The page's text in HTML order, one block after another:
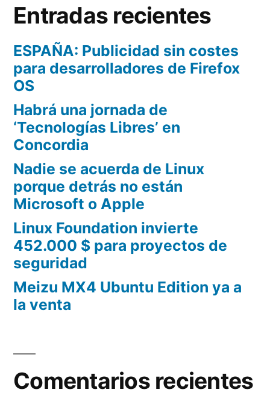
Entradas recientes
ESPAÑA: Publicidad sin costes
para desarrolladores de Firefox
OS
Habrá una jornada de
‘Tecnologías Libres’ en
Concordia
Nadie se acuerda de Linux
porque detrás no están
Microsoft o Apple
Linux Foundation invierte
452.000 $ para proyectos de
seguridad
Meizu MX4 Ubuntu Edition ya a
la venta
Comentarios recientes